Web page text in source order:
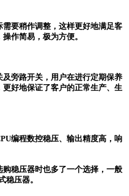
要稍作调整，这样更好地满足客
作简易，极为方便。
旁路开关，用户在进行定期保养
好地保证了客户的正常生产、生
编程数控稳压、输出精度高，响
稳压器时也多了一个选择，一般
稳压器。